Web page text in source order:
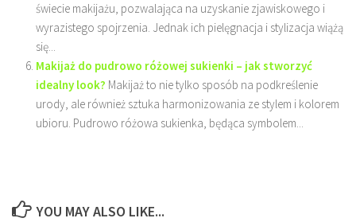
świecie makijażu, pozwalająca na uzyskanie zjawiskowego i
wyrazistego spojrzenia. Jednak ich pielęgnacja i stylizacja wiążą
się...
Makijaż do pudrowo różowej sukienki – jak stworzyć
idealny look? Makijaż to nie tylko sposób na podkreślenie
urody, ale również sztuka harmonizowania ze stylem i kolorem
ubioru. Pudrowo różowa sukienka, będąca symbolem...
YOU MAY ALSO LIKE...